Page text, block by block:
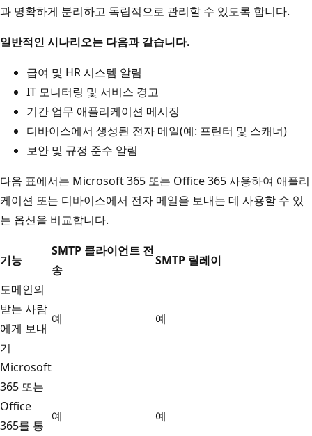
과 명확하게 분리하고 독립적으로 관리할 수 있도록 합니다.
일반적인 시나리오는 다음과 같습니다.
급여 및 HR 시스템 알림
IT 모니터링 및 서비스 경고
기간 업무 애플리케이션 메시징
디바이스에서 생성된 전자 메일(예: 프린터 및 스캐너)
보안 및 규정 준수 알림
다음 표에서는 Microsoft 365 또는 Office 365 사용하여 애플리
케이션 또는 디바이스에서 전자 메일을 보내는 데 사용할 수 있
는 옵션을 비교합니다.
기능
SMTP 클라이언트 전
송
SMTP 릴레이
도메인의
받는 사람
에게 보내
기
예 예
Microsoft
365 또는
Office
365를 통
예 예